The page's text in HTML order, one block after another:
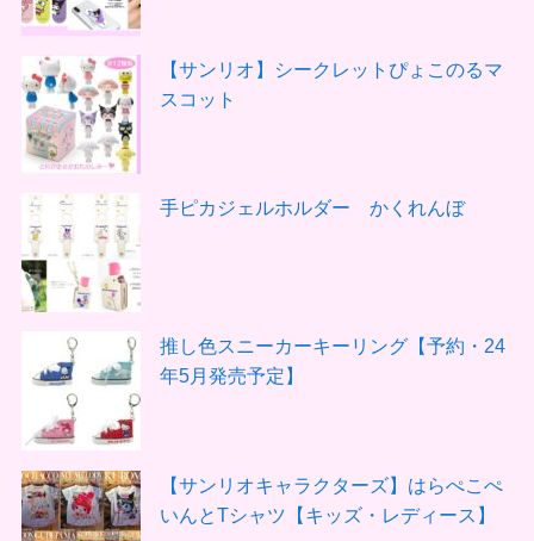
【サンリオ】シークレットぴょこのるマ
スコット
手ピカジェルホルダー かくれんぼ
推し色スニーカーキーリング【予約・24
年5月発売予定】
【サンリオキャラクターズ】はらぺこぺ
いんとTシャツ【キッズ・レディース】